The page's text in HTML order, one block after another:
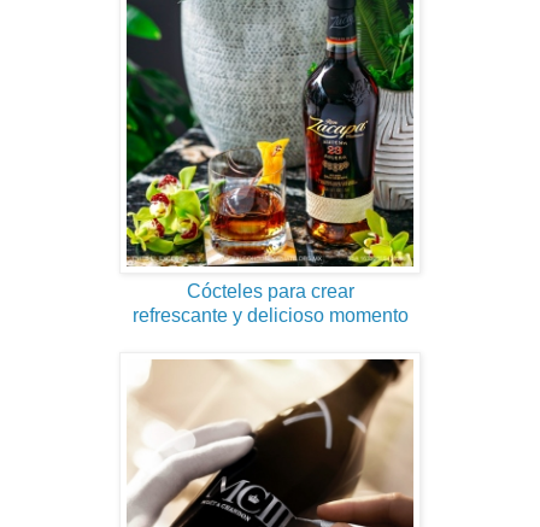
Cócteles para crear
refrescante y delicioso momento